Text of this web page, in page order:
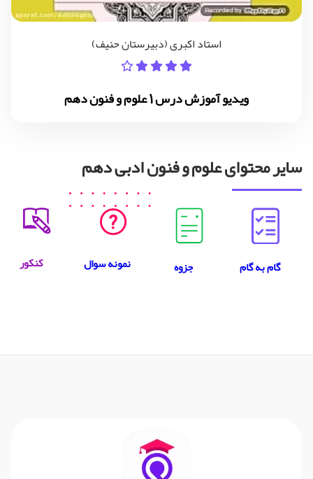
استاد اکبری (دبیرستان حنیف)
ویدیو آموزش درس 1 علوم و فنون دهم
سایر محتوای علوم و فنون ادبی دهم
گام به گام جزوه نمونه سوال کنکور